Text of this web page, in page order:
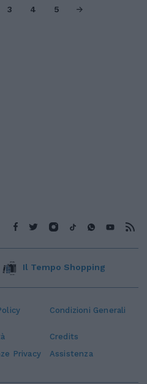
3 4 5
Condizioni Generali
Credits
Privacy Assistenza
Il Tempo Shopping